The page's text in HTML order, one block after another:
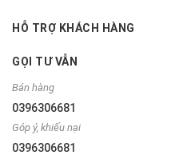
HỖ TRỢ KHÁCH HÀNG
GỌI TƯ VẪN
Bán hàng
0396306681
Góp ý, khiếu nại
0396306681